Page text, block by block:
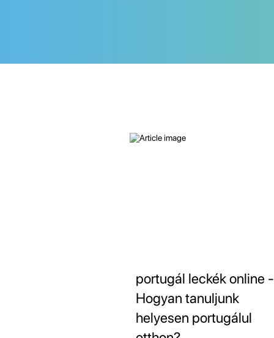
portugál leckék online -
Hogyan tanuljunk
helyesen portugálul